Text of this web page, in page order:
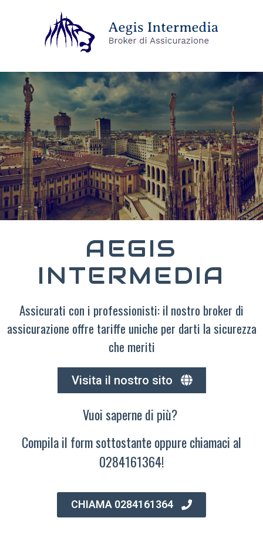
AEGIS
INTERMEDIA
Assicurati con i professionisti: il nostro broker di
assicurazione offre tariffe uniche per darti la sicurezza
che meriti
Visita il nostro sito
Vuoi saperne di più?
Compila il form sottostante oppure chiamaci al
0284161364!
CHIAMA 0284161364